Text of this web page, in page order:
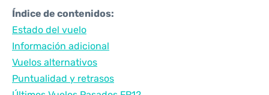
Índice de contenidos:
Estado del vuelo
Información adicional
Vuelos alternativos
Puntualidad y retrasos